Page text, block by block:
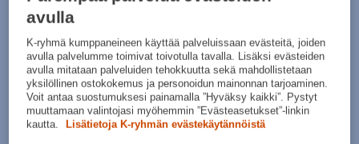
Väri:Väritön(61053)
Väritön
Lisää ostoskoriin
Tarkista saatavuus ja nouda myymälästä
Verkkokauppa: SaatavillaMyymälät: Saatavilla
avulla
K-ryhmä kumppaneineen käyttää palveluissaan evästeitä, joiden
avulla palvelumme toimivat toivotulla tavalla. Lisäksi evästeiden
avulla mitataan palveluiden tehokkuutta sekä mahdollistetaan
yksilöllinen ostokokemus ja personoidun mainonnan tarjoaminen.
Voit antaa suostumuksesi painamalla ”Hyväksy kaikki”. Pystyt
muuttamaan valintojasi myöhemmin ”Evästeasetukset”-linkin
kautta.
Lisätietoja K-ryhmän evästekäytännöistä